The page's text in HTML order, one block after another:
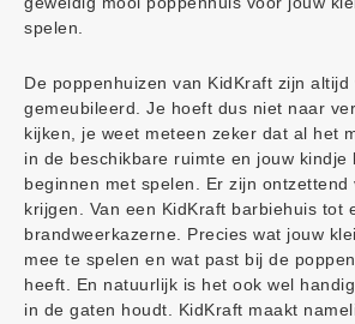
spelen.
De poppenhuizen van KidKraft zijn altijd
gemeubileerd. Je hoeft dus niet naar
kijken, je weet meteen zeker dat al het
in de beschikbare ruimte en jouw kindje
beginnen met spelen. Er zijn ontzettend
krijgen. Van een KidKraft barbiehuis tot
brandweerkazerne. Precies wat jouw
mee te spelen en wat past bij de
heeft. En natuurlijk is het ook wel
in de gaten houdt. KidKraft maakt